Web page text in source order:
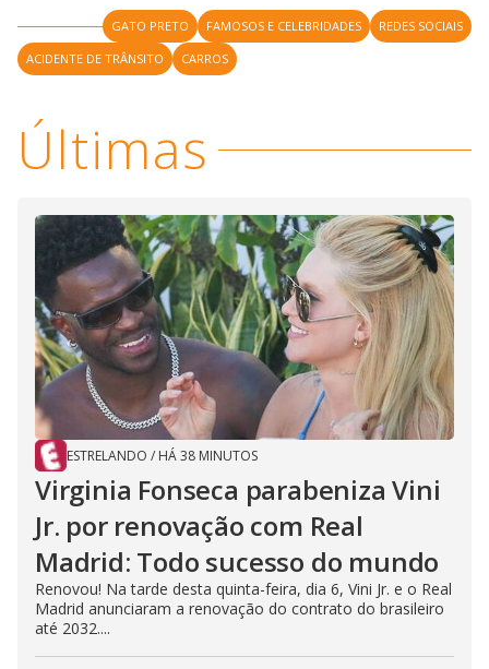
GATO PRETO FAMOSOS E CELEBRIDADES
REDES SOCIAIS
ACIDENTE DE TRÂNSITO
CARROS
Últimas
ESTRELANDO / HÁ 38 MINUTOS
Virginia Fonseca parabeniza Vini
Jr. por renovação com Real
Madrid: Todo sucesso do mundo
Renovou! Na tarde desta quinta-feira, dia 6, Vini Jr. e o Real
Madrid anunciaram a renovação do contrato do brasileiro
até 2032....